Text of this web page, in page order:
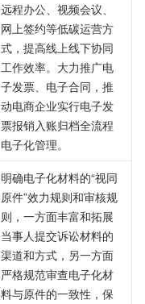
远程办公、视频会议、
网上签约等低碳运营方
式，提高线上线下协同
工作效率。大力推广电
子发票、电子合同，推
动电商企业实行电子发
票报销入账归档全流程
电子化管理。
明确电子化材料的“视同
原件”效力规则和审核规
则，一方面丰富和拓展
当事人提交诉讼材料的
渠道和方式，另一方面
严格规范审查电子化材
料与原件的一致性，保